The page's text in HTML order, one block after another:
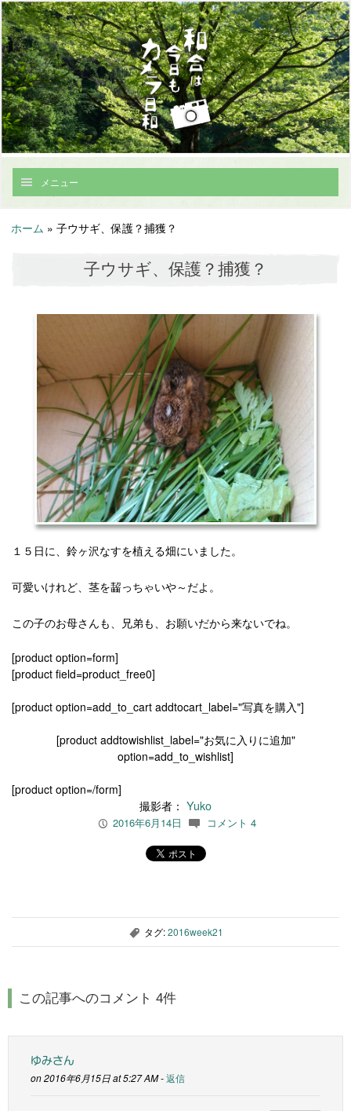
メニュー
ホーム » 子ウサギ、保護？捕獲？
子ウサギ、保護？捕獲？
１５日に、鈴ヶ沢なすを植える畑にいました。
可愛いけれど、茎を齧っちゃいや～だよ。
この子のお母さんも、兄弟も、お願いだから来ないでね。
[product option=form]
[product field=product_free0]
[product option=add_to_cart addtocart_label="写真を購入"]
[product addtowishlist_label="お気に入りに追加"
option=add_to_wishlist]
[product option=/form]
撮影者： Yuko
P 2016年6月14日 c コメント 4
, タグ:2016week21
この記事へのコメント 4件
ゆみさん
on 2016年6月15日 at 5:27 AM -返信